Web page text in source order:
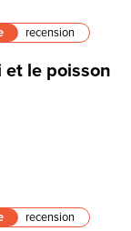
recension
et le poisson
recension